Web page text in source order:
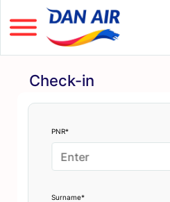
Check-in
PNR*
Surname*